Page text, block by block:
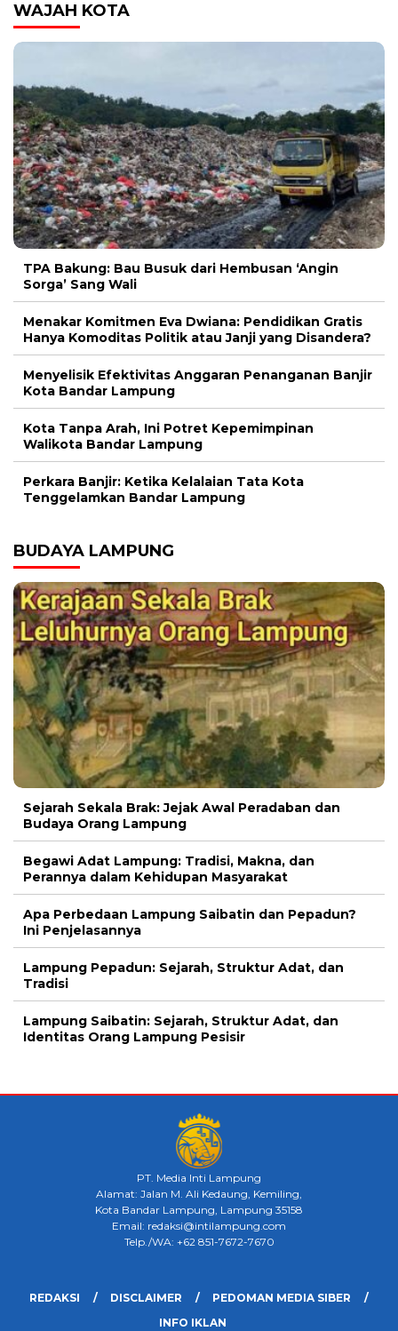
WAJAH KOTA
TPA Bakung: Bau Busuk dari Hembusan ‘Angin
Sorga’ Sang Wali
Menakar Komitmen Eva Dwiana: Pendidikan Gratis
Hanya Komoditas Politik atau Janji yang Disandera?
Menyelisik Efektivitas Anggaran Penanganan Banjir
Kota Bandar Lampung
Kota Tanpa Arah, Ini Potret Kepemimpinan
Walikota Bandar Lampung
Perkara Banjir: Ketika Kelalaian Tata Kota
Tenggelamkan Bandar Lampung
BUDAYA LAMPUNG
Sejarah Sekala Brak: Jejak Awal Peradaban dan
Budaya Orang Lampung
Begawi Adat Lampung: Tradisi, Makna, dan
Perannya dalam Kehidupan Masyarakat
Apa Perbedaan Lampung Saibatin dan Pepadun?
Ini Penjelasannya
Lampung Pepadun: Sejarah, Struktur Adat, dan
Tradisi
Lampung Saibatin: Sejarah, Struktur Adat, dan
Identitas Orang Lampung Pesisir
PT. Media Inti Lampung
Alamat: Jalan M. Ali Kedaung, Kemiling,
Kota Bandar Lampung, Lampung 35158
Email: redaksi@intilampung.com
Telp./WA: +62 851-7672-7670
REDAKSI DISCLAIMER
PEDOMAN MEDIA SIBER
INFO IKLAN